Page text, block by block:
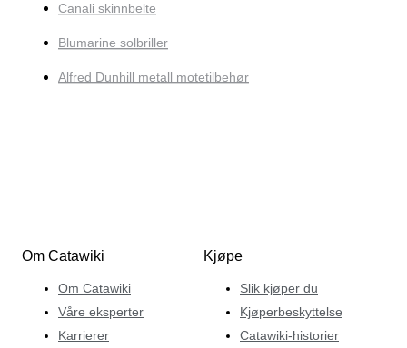
Canali skinnbelte
Blumarine solbriller
Alfred Dunhill metall motetilbehør
Om Catawiki
Om Catawiki
Våre eksperter
Karrierer
Kjøpe
Slik kjøper du
Kjøperbeskyttelse
Catawiki-historier